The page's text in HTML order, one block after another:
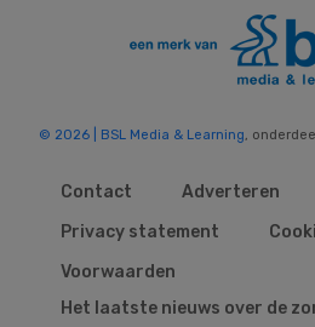
© 2026 | BSL Media & Learning,
Contact
Adverteren
Privacy statement
Voorwaarden
Het laatste nieuws over de